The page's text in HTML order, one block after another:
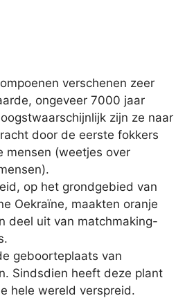
verschenen zeer
ongeveer 7000 jaar
zijn ze naar
door de eerste fokkers
mensen (weetjes over
op het grondgebied van
Oekraïne, maakten oranje
deel uit van matchmaking-
geboorteplaats van
Sindsdien heeft deze plant
hele wereld verspreid.